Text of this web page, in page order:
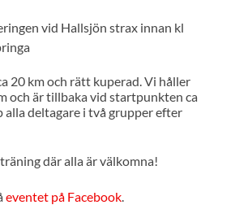
vid Hallsjön strax innan kl
20 km och rätt kuperad. Vi håller
och är tillbaka vid startpunkten ca
alla deltagare i två grupper efter
där alla är välkomna!
eventet på Facebook